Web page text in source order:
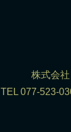
株式会
TEL 077-523-